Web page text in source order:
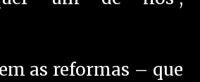
as reformas – que